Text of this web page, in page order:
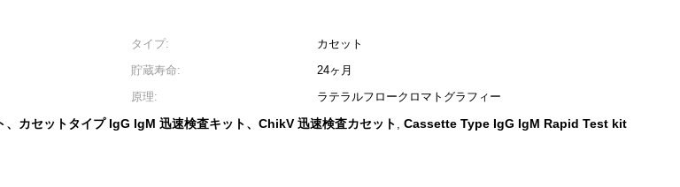
タイプ:
カセット
貯蔵寿命:
24ヶ月
原理:
ラテラルフロークロマトグラフィー
カセットタイプ IgG IgM 迅速検査キット、ChikV 迅速検査カセット, Cassette Type IgG IgM Rapid Test kit